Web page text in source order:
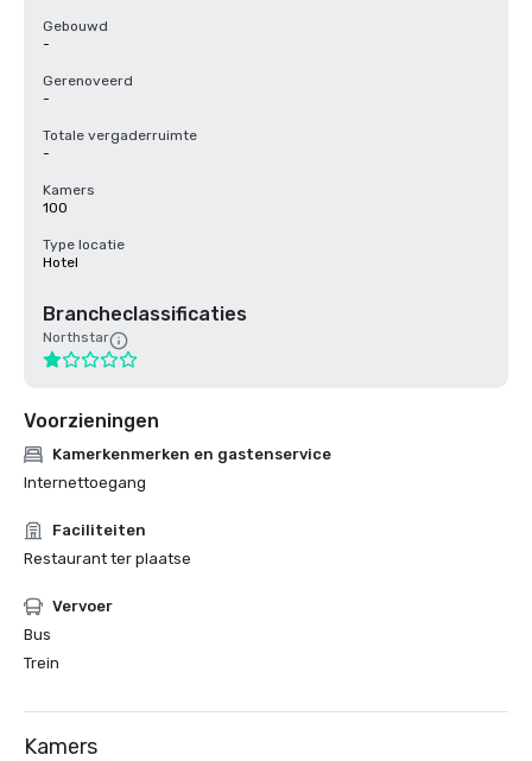
Gebouwd
-
Gerenoveerd
-
Totale vergaderruimte
-
Kamers
100
Type locatie
Hotel
Brancheclassificaties
Northstar
Voorzieningen
Kamerkenmerken en gastenservice
Internettoegang
Faciliteiten
Restaurant ter plaatse
Vervoer
Bus
Trein
Kamers